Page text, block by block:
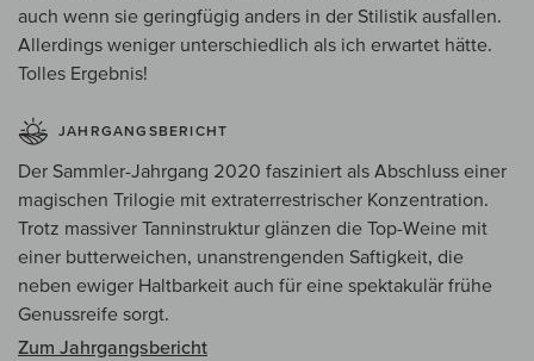
auch wenn sie geringfügig anders in der Stilistik ausfallen.
Allerdings weniger unterschiedlich als ich erwartet hätte.
Tolles Ergebnis!
JAHRGANGSBERICHT
Der Sammler-Jahrgang 2020 fasziniert als Abschluss einer
magischen Trilogie mit extraterrestrischer Konzentration.
Trotz massiver Tanninstruktur glänzen die Top-Weine mit
einer butterweichen, unanstrengenden Saftigkeit, die
neben ewiger Haltbarkeit auch für eine spektakulär frühe
Genussreife sorgt.
Zum Jahrgangsbericht